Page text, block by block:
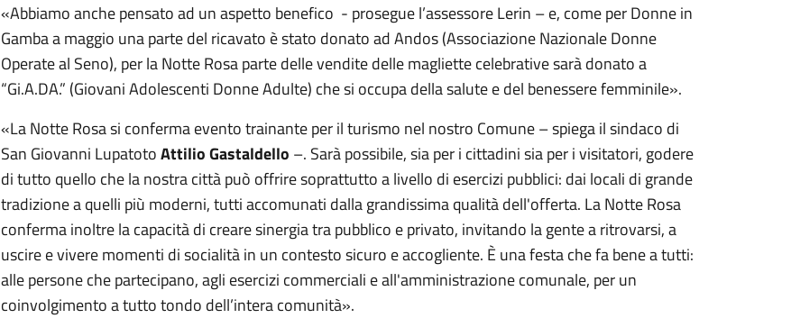
«Abbiamo anche pensato ad un aspetto benefico - prosegue l’assessore Lerin – e, come per Donne in
Gamba a maggio una parte del ricavato è stato donato ad Andos (Associazione Nazionale Donne
Operate al Seno), per la Notte Rosa parte delle vendite delle magliette celebrative sarà donato a
“Gi.A.DA.” (Giovani Adolescenti Donne Adulte) che si occupa della salute e del benessere femminile».
«La Notte Rosa si conferma evento trainante per il turismo nel nostro Comune – spiega il sindaco di
San Giovanni LupatotoAttilio Gastaldello –. Sarà possibile, sia per i cittadini sia per i visitatori, godere
di tutto quello che la nostra città può offrire soprattutto a livello di esercizi pubblici: dai locali di grande
tradizione a quelli più moderni, tutti accomunati dalla grandissima qualità dell'offerta. La Notte Rosa
conferma inoltre la capacità di creare sinergia tra pubblico e privato, invitando la gente a ritrovarsi, a
uscire e vivere momenti di socialità in un contesto sicuro e accogliente. È una festa che fa bene a tutti:
alle persone che partecipano, agli esercizi commerciali e all'amministrazione comunale, per un
coinvolgimento a tutto tondo dell’intera comunità».